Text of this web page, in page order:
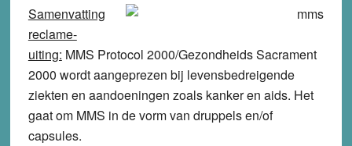
Samenvatting
reclame-
uiting: MMS Protocol 2000/Gezondheids Sacrament
2000 wordt aangeprezen bij levensbedreigende
ziekten en aandoeningen zoals kanker en aids. Het
gaat om MMS in de vorm van druppels en/of
capsules.